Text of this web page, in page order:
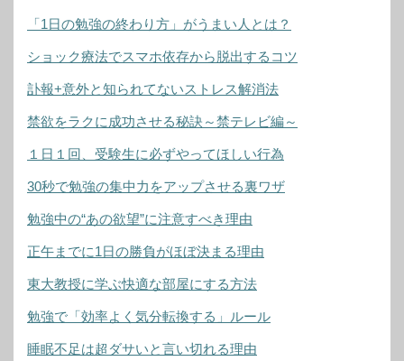
「1日の勉強の終わり方」がうまい人とは？
ショック療法でスマホ依存から脱出するコツ
訃報+意外と知られてないストレス解消法
禁欲をラクに成功させる秘訣～禁テレビ編～
１日１回、受験生に必ずやってほしい行為
30秒で勉強の集中力をアップさせる裏ワザ
勉強中の“あの欲望”に注意すべき理由
正午までに1日の勝負がほぼ決まる理由
東大教授に学ぶ快適な部屋にする方法
勉強で「効率よく気分転換する」ルール
睡眠不足は超ダサいと言い切れる理由